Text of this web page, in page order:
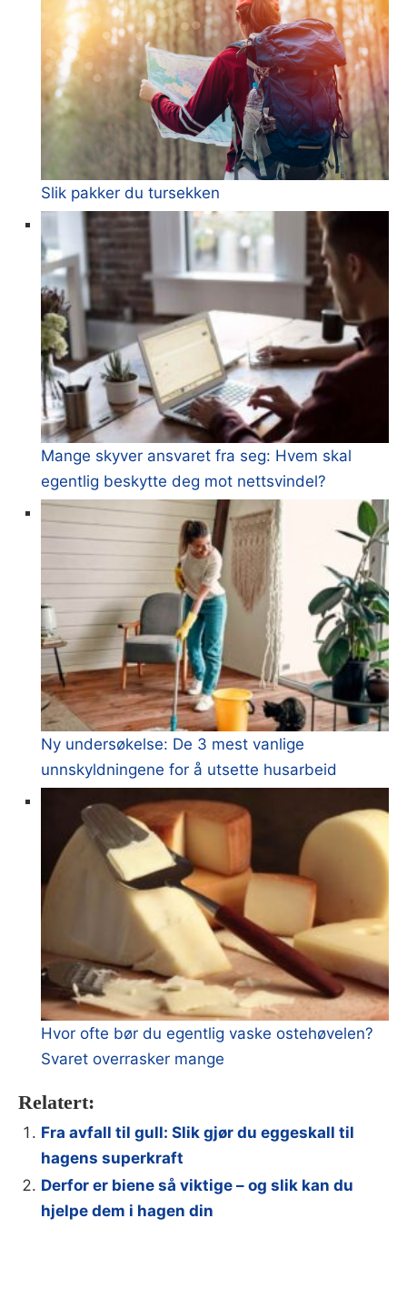
Slik pakker du tursekken
Mange skyver ansvaret fra seg: Hvem skal
egentlig beskytte deg mot nettsvindel?
Ny undersøkelse: De 3 mest vanlige
unnskyldningene for å utsette husarbeid
Hvor ofte bør du egentlig vaske ostehøvelen?
Svaret overrasker mange
Relatert:
Fra avfall til gull: Slik gjør du eggeskall til
hagens superkraft
Derfor er biene så viktige – og slik kan du
hjelpe dem i hagen din